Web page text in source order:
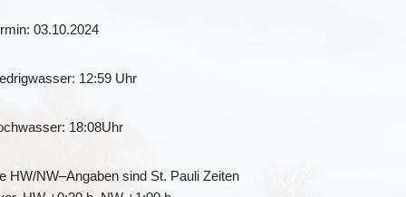
03.10.2024
12:59 Uhr
18:08Uhr
HW/NW–Angaben sind St. Pauli Zeiten